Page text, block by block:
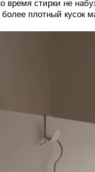
время стирки не
плотный кусок